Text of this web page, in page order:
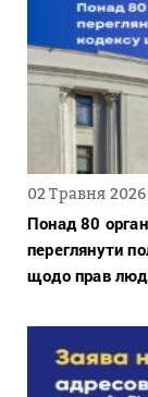
02 Травня 2026
Понад 80
переглянути
щодо прав